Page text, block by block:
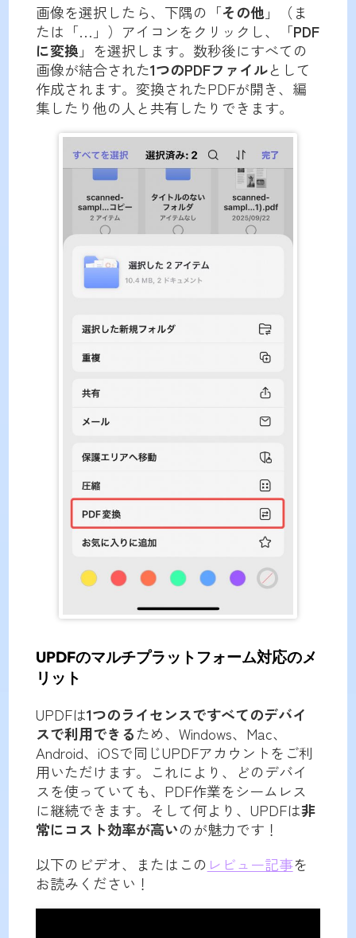
画像を選択したら、下隅の「その他」（ま
たは「…」）アイコンをクリックし、「PDF
に変換 」を選択します。数秒後にすべての
画像が結合された1つのPDFファイルとして
作成されます。変換されたPDFが開き、編
集したり他の人と共有したりできます。
UPDFのマルチプラットフォーム対応のメ
リット
UPDFは1つのライセンスですべてのデバイ
スで利用できるため、Windows、Mac、
Android、iOSで同じUPDFアカウントをご利
用いただけます。これにより、どのデバイ
スを使っていても、PDF作業をシームレス
に継続できます。そして何より、UPDFは非
常にコスト効率が高いのが魅力です！
以下のビデオ、またはこの レビュー記事を
お読みください！